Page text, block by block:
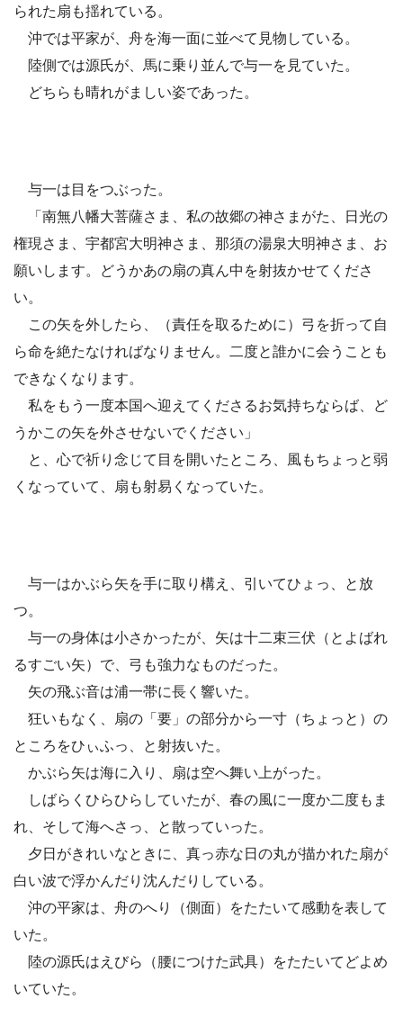
られた扇も揺れている。
沖では平家が、舟を海一面に並べて見物している。
陸側では源氏が、馬に乗り並んで与一を見ていた。
どちらも晴れがましい姿であった。
与一は目をつぶった。
「南無八幡大菩薩さま、私の故郷の神さまがた、日光の
権現さま、宇都宮大明神さま、那須の湯泉大明神さま、お
願いします。どうかあの扇の真ん中を射抜かせてくださ
い。
この矢を外したら、（責任を取るために）弓を折って自
ら命を絶たなければなりません。二度と誰かに会うことも
できなくなります。
私をもう一度本国へ迎えてくださるお気持ちならば、ど
うかこの矢を外させないでください」
と、心で祈り念じて目を開いたところ、風もちょっと弱
くなっていて、扇も射易くなっていた。
与一はかぶら矢を手に取り構え、引いてひょっ、と放
つ。
与一の身体は小さかったが、矢は十二束三伏（とよばれ
るすごい矢）で、弓も強力なものだった。
矢の飛ぶ音は浦一帯に長く響いた。
狂いもなく、扇の「要」の部分から一寸（ちょっと）の
ところをひぃふっ、と射抜いた。
かぶら矢は海に入り、扇は空へ舞い上がった。
しばらくひらひらしていたが、春の風に一度か二度もま
れ、そして海へさっ、と散っていった。
夕日がきれいなときに、真っ赤な日の丸が描かれた扇が
白い波で浮かんだり沈んだりしている。
沖の平家は、舟のへり（側面）をたたいて感動を表して
いた。
陸の源氏はえびら（腰につけた武具）をたたいてどよめ
いていた。